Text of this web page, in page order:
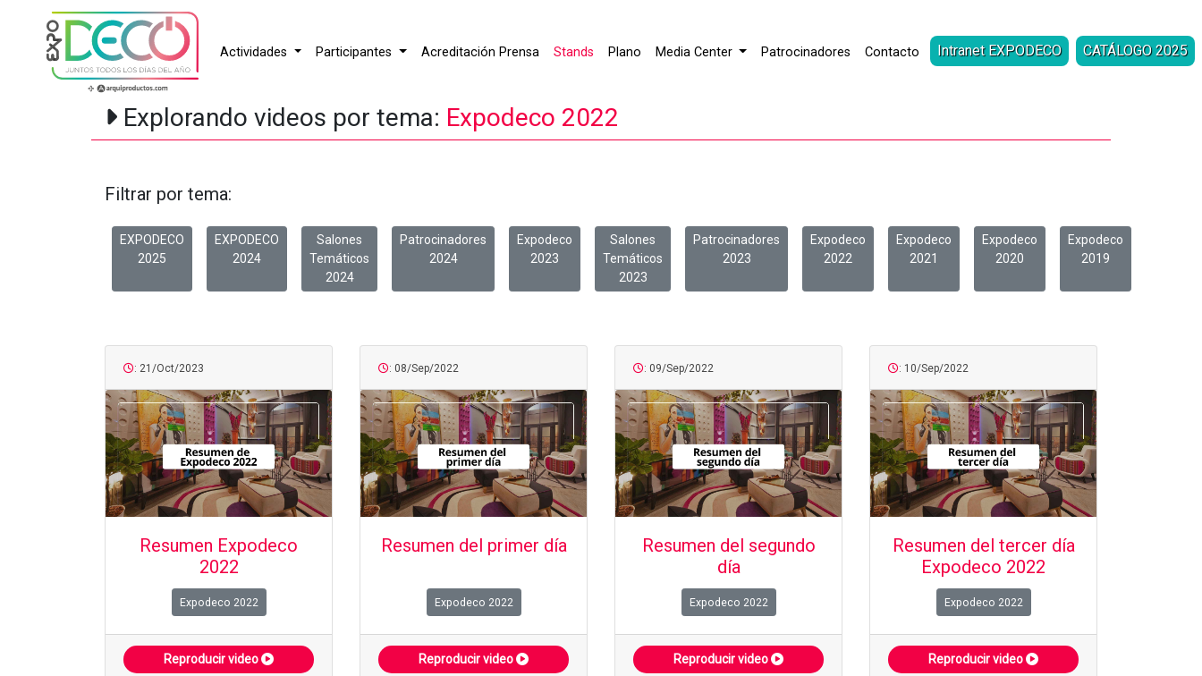
Actividades Participantes Acreditación Prensa Stands Plano Media Center Patrocinadores Contacto Intranet EXPODECO CATÁLOGO 2025
Explorando videos por tema: Expodeco 2022
Filtrar por tema:
EXPODECO
2025
EXPODECO
2024
Salones
Temáticos
2024
Patrocinadores
2024
Expodeco
2023
Salones
Temáticos
2023
Patrocinadores
2023
Expodeco
2022
Expodeco
2021
Expodeco
2020
Expodeco
2019
: 21/Oct/2023
Resumen Expodeco
2022
Expodeco 2022
Reproducir video
: 08/Sep/2022
Resumen del primer día
Expodeco 2022
Reproducir video
: 09/Sep/2022
Resumen del segundo
día
Expodeco 2022
Reproducir video
: 10/Sep/2022
Resumen del tercer día
Expodeco 2022
Expodeco 2022
Reproducir video